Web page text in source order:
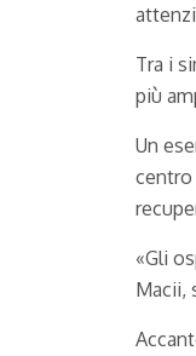
Tra i
più
Un
«Gli
Macii,